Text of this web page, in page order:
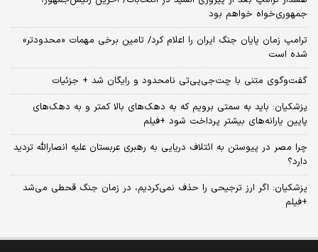
جمهوری‌خواه خواهم بود
ترامپ زمان پایان جنگ ایران را اعلام کرد/ تامین برخی مهمات «محدودتر»
شده است
گفت‌وگوی متنی با چت‌جی‌پی‌تی نامحدود و رایگان شد + جزئیات
پزشکیان: باید به سمتی برویم که به دهک‌های بالا کمتر و به دهک‌های
پایین یارانه‌های بیشتر پرداخت شود +فیلم
چرا مصر در پیوستن به ائتلاف دریایی به رهبری عربستان علیه انصارالله تردید
دارد؟
پزشکیان: اگر ارز ترجیحی را حذف نمی‌کردیم، در زمان جنگ قحطی می‌شد
+فیلم